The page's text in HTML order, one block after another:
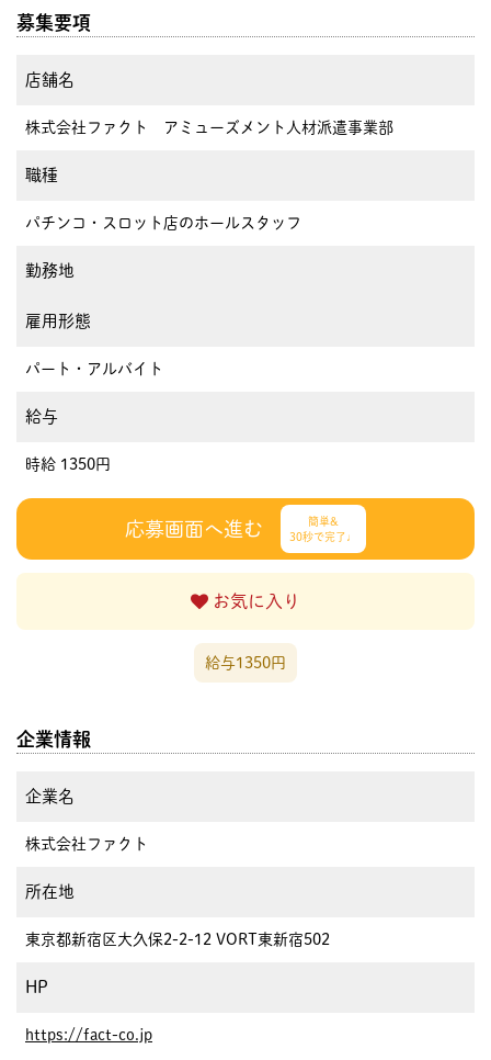
募集要項
店舗名
株式会社ファクト アミューズメント人材派遣事業部
職種
パチンコ・スロット店のホールスタッフ
勤務地
雇用形態
パート・アルバイト
給与
時給 1350円
応募画面へ進む
簡単&
30秒で完了♩
お気に入り
給与1350円
企業情報
企業名
株式会社ファクト
所在地
東京都新宿区大久保2-2-12 VORT東新宿502
HP
https://fact-co.jp